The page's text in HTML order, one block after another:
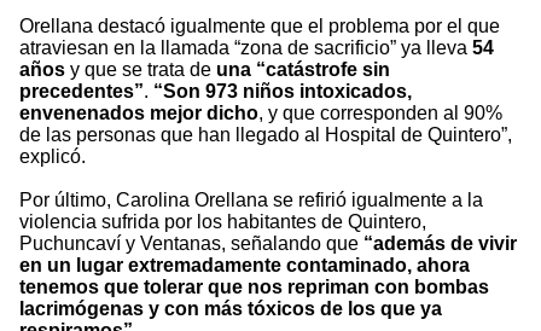
Orellana destacó igualmente que el problema por el que
atraviesan en la llamada “zona de sacrificio” ya lleva 54
años y que se trata de una “catástrofe sin
precedentes”. “Son 973 niños intoxicados,
envenenados mejor dicho, y que corresponden al 90%
de las personas que han llegado al Hospital de Quintero”,
explicó.
Por último, Carolina Orellana se refirió igualmente a la
violencia sufrida por los habitantes de Quintero,
Puchuncaví y Ventanas, señalando que “además de vivir
en un lugar extremadamente contaminado, ahora
tenemos que tolerar que nos repriman con bombas
lacrimógenas y con más tóxicos de los que ya